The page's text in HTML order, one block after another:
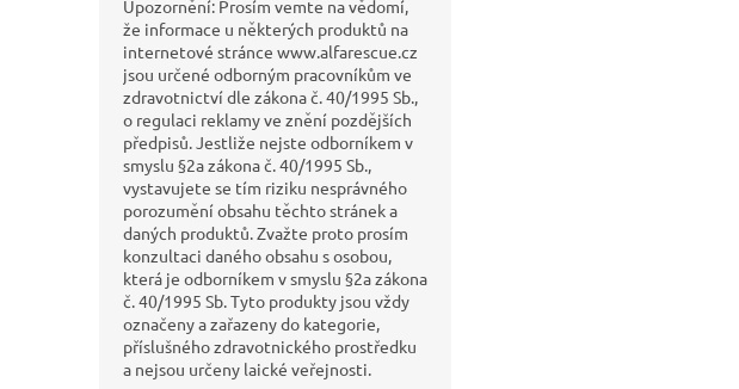
Upozornění: Prosím vemte na vědomí,
že informace u některých produktů na
internetové stránce www.alfarescue.cz
jsou určené odborným pracovníkům ve
zdravotnictví dle zákona č. 40/1995 Sb.,
o regulaci reklamy ve znění pozdějších
předpisů. Jestliže nejste odborníkem v
smyslu §2a zákona č. 40/1995 Sb.,
vystavujete se tím riziku nesprávného
porozumění obsahu těchto stránek a
daných produktů. Zvažte proto prosím
konzultaci daného obsahu s osobou,
která je odborníkem v smyslu §2a zákona
č. 40/1995 Sb. Tyto produkty jsou vždy
označeny a zařazeny do kategorie,
příslušného zdravotnického prostředku
a nejsou určeny laické veřejnosti.